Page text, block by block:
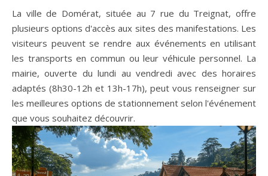
La ville de Domérat, située au 7 rue du Treignat, offre
plusieurs options d'accès aux sites des manifestations. Les
visiteurs peuvent se rendre aux événements en utilisant
les transports en commun ou leur véhicule personnel. La
mairie, ouverte du lundi au vendredi avec des horaires
adaptés (8h30-12h et 13h-17h), peut vous renseigner sur
les meilleures options de stationnement selon l'événement
que vous souhaitez découvrir.